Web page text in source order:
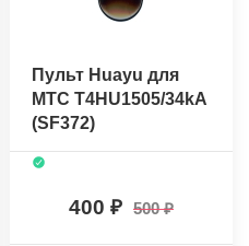
Пульт Huayu для
МТС T4HU1505/34kA
(SF372)
400 500